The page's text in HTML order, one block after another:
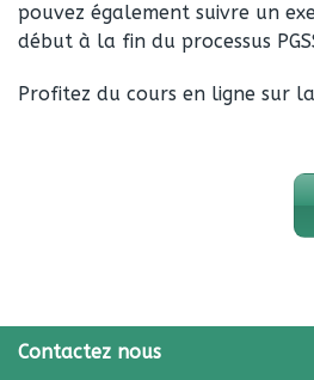
pouvez également suivre un
début à la fin du processus
Profitez du cours en ligne sur la
Contactez nous